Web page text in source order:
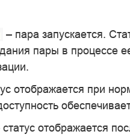
– пара запускается.
пары в процессе
отображается при
статус отображается